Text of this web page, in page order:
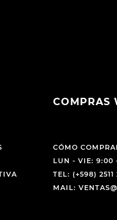
COMPRAS
CÓMO
LUN - VIE: 9:00
TEL: (+598) 2511
MAIL: